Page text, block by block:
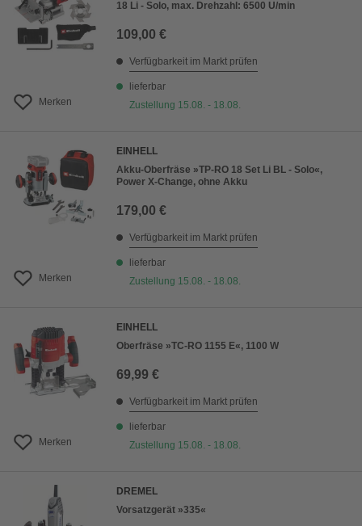
Merken
18 Li - Solo, max. Drehzahl: 6500 U/min
109,00 €
Verfügbarkeit im Markt prüfen
lieferbar
Zustellung 15.08. - 18.08.
Merken
EINHELL
Akku-Oberfräse »TP-RO 18 Set Li BL - Solo«,
Power X-Change, ohne Akku
179,00 €
Verfügbarkeit im Markt prüfen
lieferbar
Zustellung 15.08. - 18.08.
Merken
EINHELL
Oberfräse »TC-RO 1155 E«, 1100 W
69,99 €
Verfügbarkeit im Markt prüfen
lieferbar
Zustellung 15.08. - 18.08.
DREMEL
Vorsatzgerät »335«